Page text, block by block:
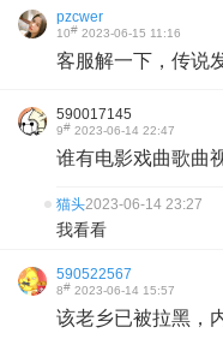
pzcwer
10# 2023-06-15 11:16
客服解一下，传说
590017145
9# 2023-06-14 22:47
谁有电影戏曲歌曲
猫头2023-06-14 23:27
我看看
590522567
8# 2023-06-14 15:57
该老乡已被拉黑，